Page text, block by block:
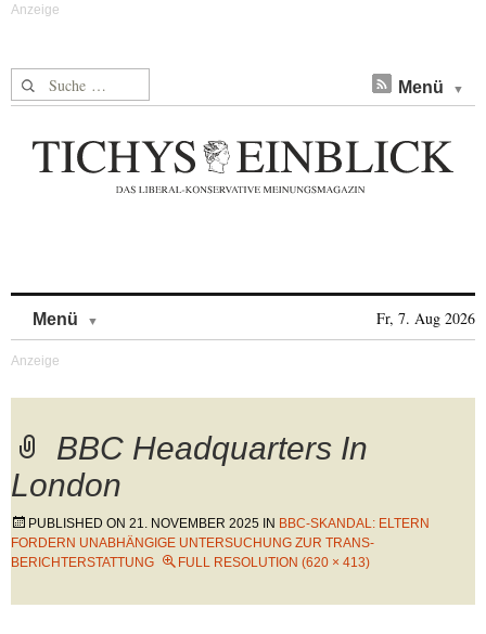
Suche nach: Menü
Menü Fr, 7. Aug 2026
BBC Headquarters In
London
PUBLISHED ON 21. NOVEMBER 2025 IN BBC-SKANDAL: ELTERN
FORDERN UNABHÄNGIGE UNTERSUCHUNG ZUR TRANS-
BERICHTERSTATTUNG
FULL RESOLUTION (620 × 413)